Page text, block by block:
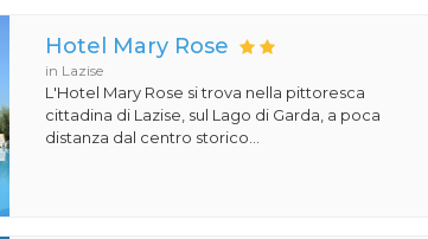
Hotel Mary Rose
in Lazise
L'Hotel Mary Rose si trova nella pittoresca
cittadina di Lazise, sul Lago di Garda, a poca
distanza dal centro storico...